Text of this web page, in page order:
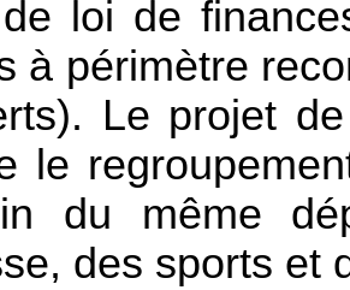
loi de
à périmètre
Le projet
le
du même
des sports et